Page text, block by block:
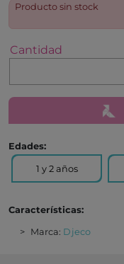
Producto sin stock
Cantidad
Edades:
1 y 2 años
Características:
Marca: Djeco